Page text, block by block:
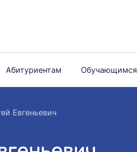
Абитуриентам Обучающимся
Евгеньевич